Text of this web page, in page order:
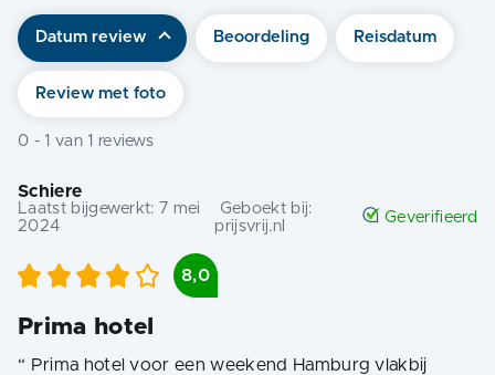
Datum review Beoordeling Reisdatum
Review met foto
0 - 1 van 1 reviews
Schiere
Laatst bijgewerkt: 7 mei
2024
Geboekt bij:
prijsvrij.nl
Geverifieerd
8,0
Prima hotel
“ Prima hotel voor een weekend Hamburg vlakbij